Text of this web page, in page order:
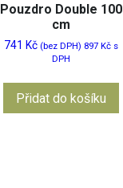
Pouzdro Double 100
cm
741 Kč (bez DPH) 897 Kčs
DPH
Přidat do košíku